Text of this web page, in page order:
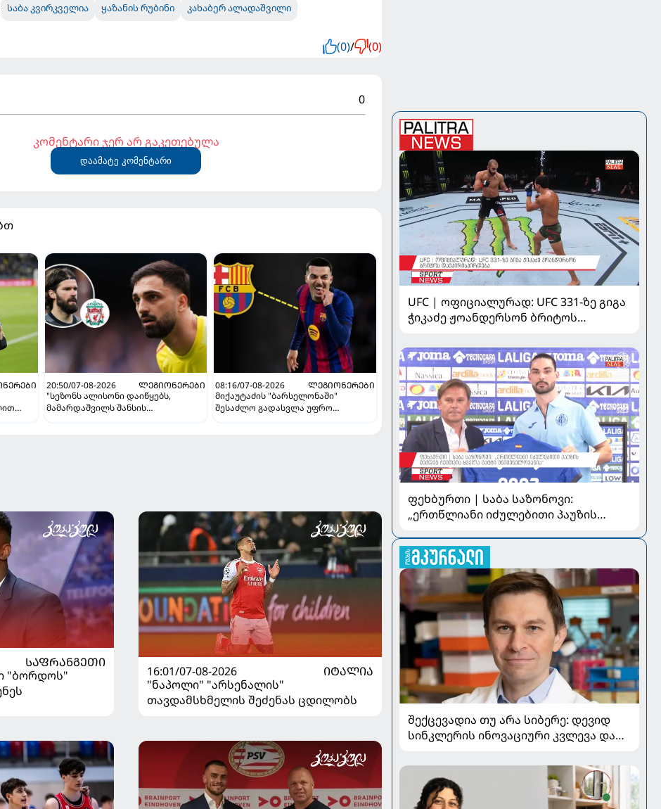
საბა კვირკველია ყაზანის რუბინი კახაბერ ალადაშვილი
(0)/ (0)
0
კომენტარი ჯერ არ გაკეთებულა
დაამატე კომენტარი
20:50/07-08-2026
ᲚᲔᲒᲘᲝᲜᲔᲠᲔᲑᲘ
"სეზონს ალისონი დაიწყებს,
მამარდაშვილს შანსის
08:16/07-08-2026
ᲚᲔᲒᲘᲝᲜᲔᲠᲔᲑᲘ
მიქაუტაძის "ბარსელონაში"
შესაძლო გადასვლა უფრო
ᲡᲐᲤᲠᲐᲜᲒᲔᲗᲘ
"ბორდოს"
16:01/07-08-2026
ᲘᲢᲐᲚᲘᲐ
"ნაპოლი" "არსენალის"
თავდამსხმელის შეძენას ცდილობს
UFC | ოფიციალურად: UFC 331-ზე გიგა
ჭიკაძე ჟოანდერსონ ბრიტოს
ფეხბურთი | საბა საზონოვი:
„ერთწლიანი იძულებითი პაუზის
მნიშვნელოვანია“
შექცევადია თუ არა სიბერე: დევიდ
სინკლერის ინოვაციური კვლევა და